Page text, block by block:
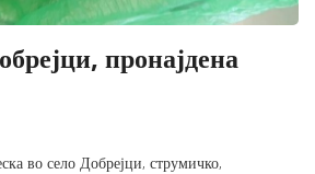
пронајдена
во село Добрејци, струмичко,